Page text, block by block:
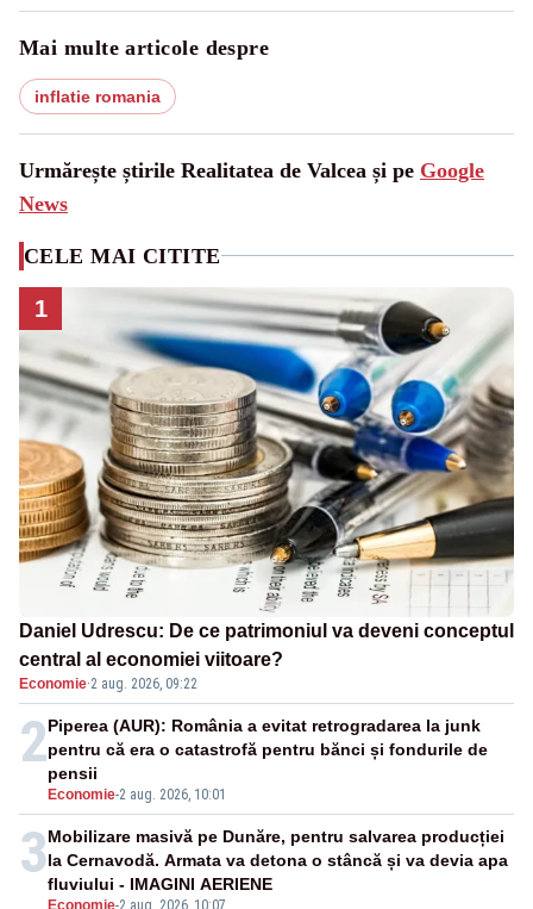
Mai multe articole despre
inflatie romania
Urmărește știrile Realitatea de Valcea și pe Google
News
CELE MAI CITITE
1
Daniel Udrescu: De ce patrimoniul va deveni conceptul
central al economiei viitoare?
Economie·2 aug. 2026, 09:22
2
Economie-2 aug. 2026, 10:01
Piperea (AUR): România a evitat retrogradarea la junk
pentru că era o catastrofă pentru bănci și fondurile de
pensii
3
Economie-2 aug. 2026, 10:07
Mobilizare masivă pe Dunăre, pentru salvarea producției
la Cernavodă. Armata va detona o stâncă și va devia apa
fluviului - IMAGINI AERIENE